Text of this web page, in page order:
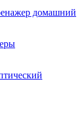
домашний